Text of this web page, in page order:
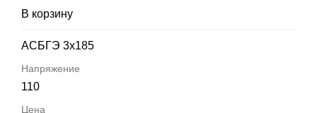
В корзину
АСБГЭ 3х185
110